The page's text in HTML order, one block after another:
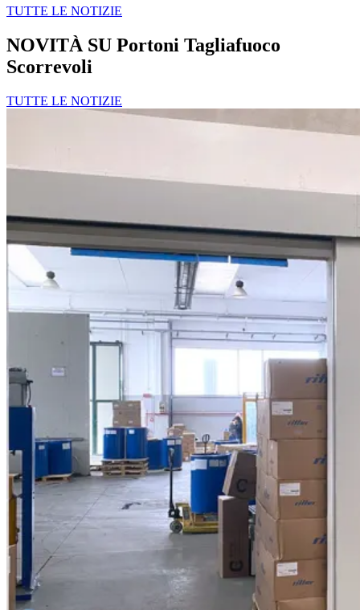
TUTTE LE NOTIZIE
NOVITÀ SU Portoni Tagliafuoco
Scorrevoli
TUTTE LE NOTIZIE